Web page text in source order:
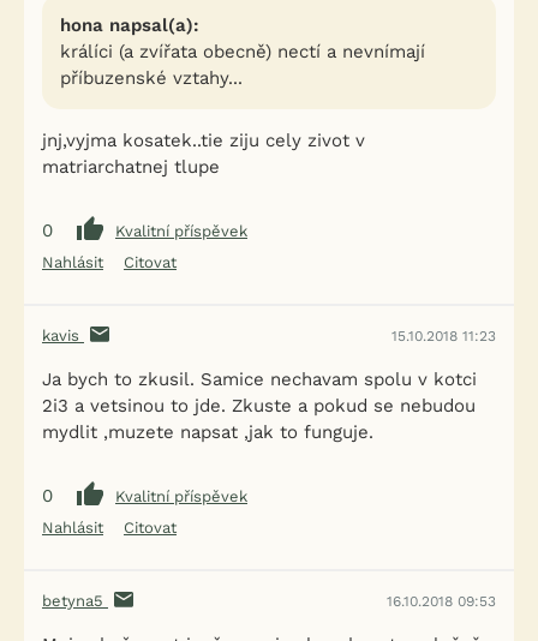
hona napsal(a):
králíci (a zvířata obecně) nectí a nevnímají
příbuzenské vztahy...
jnj,vyjma kosatek..tie ziju cely zivot v
matriarchatnej tlupe
0
Kvalitní příspěvek
Nahlásit
Citovat
kavis 15.10.2018 11:23
Ja bych to zkusil. Samice nechavam spolu v kotci
2i3 a vetsinou to jde. Zkuste a pokud se nebudou
mydlit ,muzete napsat ,jak to funguje.
0
Kvalitní příspěvek
Nahlásit
Citovat
betyna5 16.10.2018 09:53